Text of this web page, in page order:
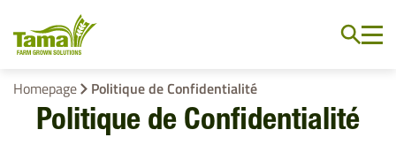
Homepage Politique de Confidentialité
Politique de Confidentialité